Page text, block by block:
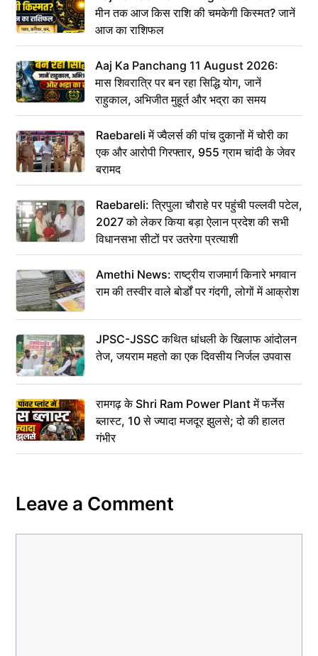
मीन तक आज किस राशि की चमकेगी किस्मत? जानें
आज का राशिफल
Aaj Ka Panchang 11 August 2026:
मास शिवरात्रि पर बन रहा सिद्धि योग, जानें
राहुकाल, अभिजीत मुहूर्त और भद्रा का समय
Raebareli में ज्वैलर्स की पांच दुकानों में चोरी का
एक और आरोपी गिरफ्तार, 955 ग्राम चांदी के जेवर
बरामद
Raebareli: त्रिपुला चौराहे पर पहुंची पल्लवी पटेल,
2027 को लेकर किया बड़ा ऐलान प्रदेश की सभी
विधानसभा सीटों पर उतरेगा प्रत्याशी
Amethi News: राष्ट्रीय राजमार्ग किनारे भगवान
राम की तस्वीर वाले बोर्डों पर गंदगी, लोगों में आक्रोश
JPSC-JSSC कथित धांधली के खिलाफ आंदोलन
तेज, जयराम महतो का एक दिवसीय निर्जल उपवास
रामगढ़ के Shri Ram Power Plant में फर्नेस
ब्लास्ट, 10 से ज्यादा मजदूर झुलसे; दो की हालत
गंभीर
Leave a Comment